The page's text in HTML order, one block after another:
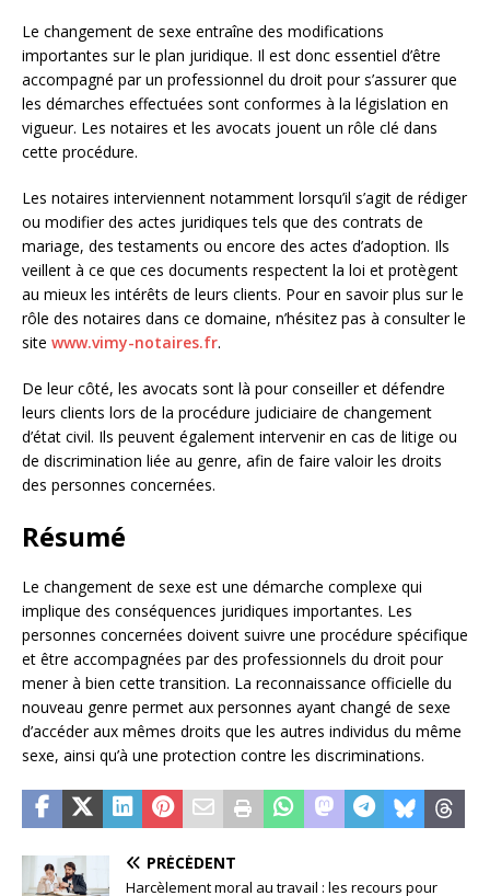
Le changement de sexe entraîne des modifications
importantes sur le plan juridique. Il est donc essentiel d’être
accompagné par un professionnel du droit pour s’assurer que
les démarches effectuées sont conformes à la législation en
vigueur. Les notaires et les avocats jouent un rôle clé dans
cette procédure.
Les notaires interviennent notamment lorsqu’il s’agit de rédiger
ou modifier des actes juridiques tels que des contrats de
mariage, des testaments ou encore des actes d’adoption. Ils
veillent à ce que ces documents respectent la loi et protègent
au mieux les intérêts de leurs clients. Pour en savoir plus sur le
rôle des notaires dans ce domaine, n’hésitez pas à consulter le
site www.vimy-notaires.fr.
De leur côté, les avocats sont là pour conseiller et défendre
leurs clients lors de la procédure judiciaire de changement
d’état civil. Ils peuvent également intervenir en cas de litige ou
de discrimination liée au genre, afin de faire valoir les droits
des personnes concernées.
Résumé
Le changement de sexe est une démarche complexe qui
implique des conséquences juridiques importantes. Les
personnes concernées doivent suivre une procédure spécifique
et être accompagnées par des professionnels du droit pour
mener à bien cette transition. La reconnaissance officielle du
nouveau genre permet aux personnes ayant changé de sexe
d’accéder aux mêmes droits que les autres individus du même
sexe, ainsi qu’à une protection contre les discriminations.
PRÉCÉDENT
Harcèlement moral au travail : les recours pour